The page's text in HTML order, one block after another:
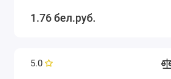
1.76 бел.руб.
5.0